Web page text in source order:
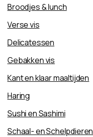
Broodjes & lunch
Verse vis
Delicatessen
Gebakken vis
Kant en klaar maaltijden
Haring
Sushi en Sashimi
Schaal- en Schelpdieren